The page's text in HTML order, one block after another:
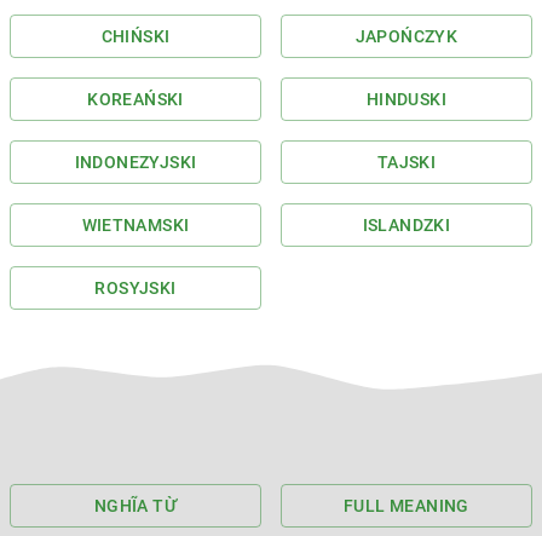
CHIŃSKI JAPOŃCZYK
KOREAŃSKI HINDUSKI
INDONEZYJSKI TAJSKI
WIETNAMSKI ISLANDZKI
ROSYJSKI
NGHĨA TỪ FULL MEANING